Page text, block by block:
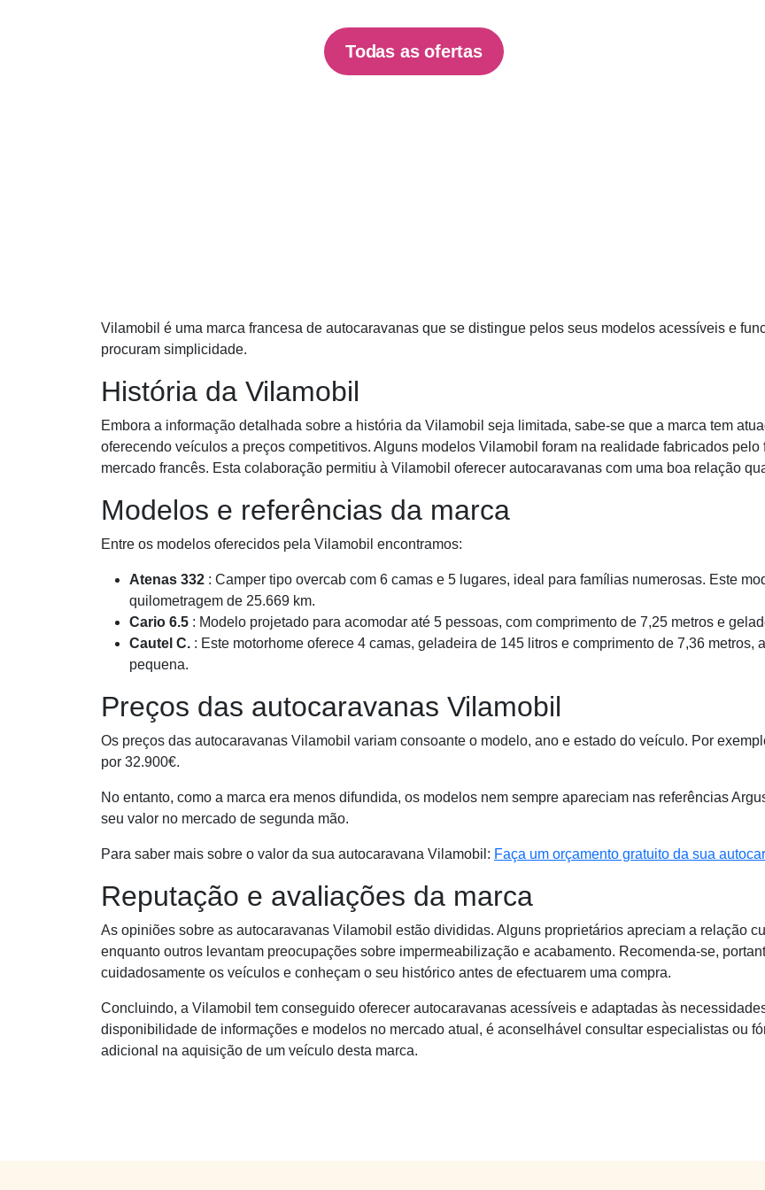
Todas as ofertas
Vilamobil é uma marca francesa de autocaravanas que se distingue pelos seus modelos acessíveis e
procuram simplicidade.
História da Vilamobil
Embora a informação detalhada sobre a história da Vilamobil seja limitada, sabe-se que a marca tem
oferecendo veículos a preços competitivos. Alguns modelos Vilamobil foram na realidade fabricados
mercado francês. Esta colaboração permitiu à Vilamobil oferecer autocaravanas com uma boa relação
Modelos e referências da marca
Entre os modelos oferecidos pela Vilamobil encontramos:
Atenas 332 : Camper tipo overcab com 6 camas e 5 lugares, ideal para famílias numerosas. Este
quilometragem de 25.669 km.
Cario 6.5 : Modelo projetado para acomodar até 5 pessoas, com comprimento de 7,25 metros e
Cautel C. : Este motorhome oferece 4 camas, geladeira de 145 litros e comprimento de 7,36
pequena.
Preços das autocaravanas Vilamobil
Os preços das autocaravanas Vilamobil variam consoante o modelo, ano e estado do veículo. Por
por 32.900€.
No entanto, como a marca era menos difundida, os modelos nem sempre apareciam nas referências
seu valor no mercado de segunda mão.
Para saber mais sobre o valor da sua autocaravana Vilamobil: Faça um orçamento gratuito da sua
Reputação e avaliações da marca
As opiniões sobre as autocaravanas Vilamobil estão divididas. Alguns proprietários apreciam a relação
enquanto outros levantam preocupações sobre impermeabilização e acabamento. Recomenda-se,
cuidadosamente os veículos e conheçam o seu histórico antes de efectuarem uma compra.
Concluindo, a Vilamobil tem conseguido oferecer autocaravanas acessíveis e adaptadas às
disponibilidade de informações e modelos no mercado atual, é aconselhável consultar especialistas ou
adicional na aquisição de um veículo desta marca.